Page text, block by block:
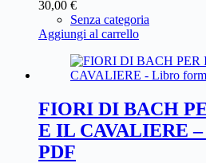
30,00 €
Senza categoria
Aggiungi al carrello
FIORI DI BACH
E IL CAVALIERE
PDF